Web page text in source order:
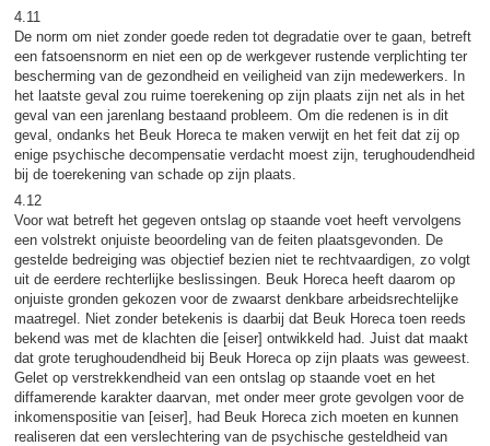
4.11
De norm om niet zonder goede reden tot degradatie over te gaan, betreft
een fatsoensnorm en niet een op de werkgever rustende verplichting ter
bescherming van de gezondheid en veiligheid van zijn medewerkers. In
het laatste geval zou ruime toerekening op zijn plaats zijn net als in het
geval van een jarenlang bestaand probleem. Om die redenen is in dit
geval, ondanks het Beuk Horeca te maken verwijt en het feit dat zij op
enige psychische decompensatie verdacht moest zijn, terughoudendheid
bij de toerekening van schade op zijn plaats.
4.12
Voor wat betreft het gegeven ontslag op staande voet heeft vervolgens
een volstrekt onjuiste beoordeling van de feiten plaatsgevonden. De
gestelde bedreiging was objectief bezien niet te rechtvaardigen, zo volgt
uit de eerdere rechterlijke beslissingen. Beuk Horeca heeft daarom op
onjuiste gronden gekozen voor de zwaarst denkbare arbeidsrechtelijke
maatregel. Niet zonder betekenis is daarbij dat Beuk Horeca toen reeds
bekend was met de klachten die [eiser] ontwikkeld had. Juist dat maakt
dat grote terughoudendheid bij Beuk Horeca op zijn plaats was geweest.
Gelet op verstrekkendheid van een ontslag op staande voet en het
diffamerende karakter daarvan, met onder meer grote gevolgen voor de
inkomenspositie van [eiser], had Beuk Horeca zich moeten en kunnen
realiseren dat een verslechtering van de psychische gesteldheid van